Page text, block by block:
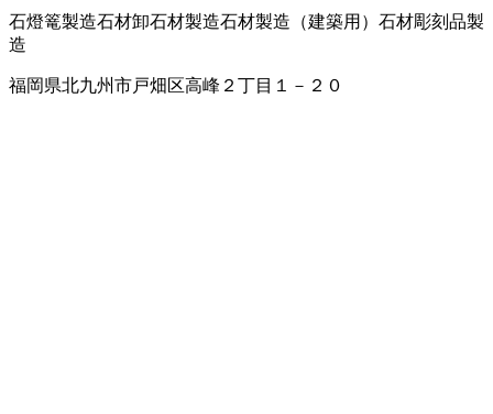
石燈篭製造石材卸石材製造石材製造（建築用） 石材彫刻品製
造
福岡県北九州市戸畑区高峰２丁目１－２０